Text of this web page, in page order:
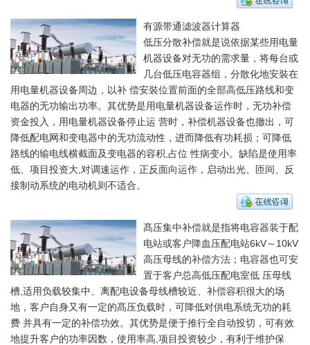
有源带通滤波器计算器
低压分散补偿就是说依据某些用电量
机器设备对无功的需求量，将每台或
几台低压电容器组，分散化地安裝在
用电量机器设备周边，以补 偿安裝位置前面的全部高低压路线和变
电器的无功输出功率。其优势是用电量机器设备运作时，无功补偿
资金投入，用电量机器设备停止运 营时，补偿机器设备也撤出，可
降低配电网和变电器中的无功流动性，进而降低有功耗损；可降低
路线的输电线横截面及变电器的容积,占位 性病变小。缺陷是使用率
低、项目投资大,对调速运作，正反面向运作，启动出光、匝间、反
接制动系统的电动机则不适合。
髙压集中补偿就是指将电容器装于配
电站或客户降血压配电站6kV～10kV
高压母线的补偿方法；电容器也可安
置于客户总高低压配电室低 压母线
槽,适用负载较集中、离配电设备母线槽较近、补偿容积很大的场
地，客户自身又有一定的髙压负载时，可降低对供电系统无功的耗
费 并具有一定的补偿功效。其优势是便于推行全自动投切，可有效
地提升客户的功率因数，使用率高,项目投资较少，有利于维护保